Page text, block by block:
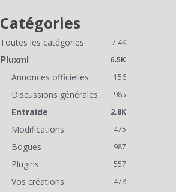
n
s
r
Catégories
7.4K
Toutes les catégories
6.5K
Pluxml
156
Annonces officielles
985
Discussions générales
2.8K
Entraide
475
Modifications
987
Bogues
557
Plugins
478
Vos créations